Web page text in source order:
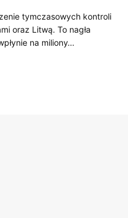
tymczasowych kontroli
oraz Litwą. To nagła
na miliony…